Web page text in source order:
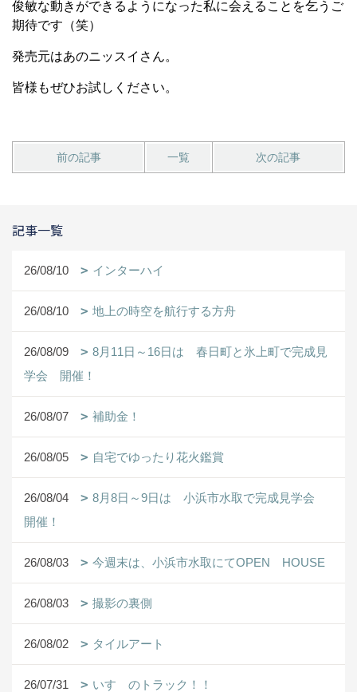
俊敏な動きができるようになった私に会えることを乞うご
期待です（笑）
発売元はあのニッスイさん。
皆様もぜひお試しください。
前の記事 一覧 次の記事
記事一覧
26/08/10 インターハイ
26/08/10 地上の時空を航行する方舟
26/08/09
8月11日～16日は 春日町と氷上町で完成見
学会 開催！
26/08/07 補助金！
26/08/05 自宅でゆったり花火鑑賞
26/08/04
8月8日～9日は 小浜市水取で完成見学会
開催！
26/08/03 今週末は、小浜市水取にてOPEN HOUSE
26/08/03 撮影の裏側
26/08/02 タイルアート
26/07/31 いすゞのトラック！！